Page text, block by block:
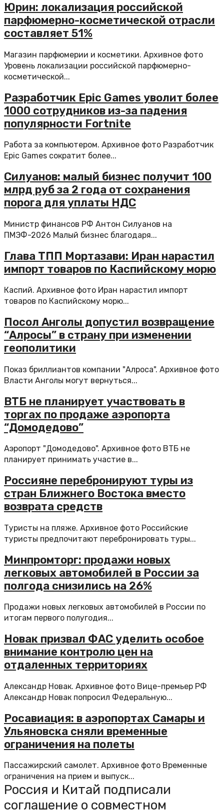
Юрин: локализация российской
парфюмерно-косметической отрасли
составляет 51%
Магазин парфюмерии и косметики. Архивное фото
Уровень локализации российской парфюмерно-
косметической...
Разработчик Epic Games уволит более
1000 сотрудников из-за падения
популярности Fortnite
Работа за компьютером. Архивное фото Разработчик
Epic Games сократит более...
Силуанов: малый бизнес получит 100
млрд руб за 2 года от сохранения
порога для уплаты НДС
Министр финансов РФ Антон Силуанов на
ПМЭФ-2026 Малый бизнес благодаря...
Глава ТПП Мортазави: Иран нарастил
импорт товаров по Каспийскому морю
Каспий. Архивное фото Иран нарастил импорт
товаров по Каспийскому морю...
Посол Анголы допустил возвращение
“Алросы” в страну при изменении
геополитики
Показ бриллиантов компании "Алроса". Архивное фото
Власти Анголы могут вернуться...
ВТБ не планирует участвовать в
торгах по продаже аэропорта
“Домодедово”
Аэропорт "Домодедово". Архивное фото ВТБ не
планирует принимать участие в...
Россияне перебронируют туры из
стран Ближнего Востока вместо
возврата средств
Туристы на пляже. Архивное фото Российские
туристы предпочитают перебронировать туры...
Минпромторг: продажи новых
легковых автомобилей в России за
полгода снизились на 26%
Продажи новых легковых автомобилей в России по
итогам первого полугодия...
Новак призвал ФАС уделить особое
внимание контролю цен на
отдаленных территориях
Александр Новак. Архивное фото Вице-премьер РФ
Александр Новак попросил Федеральную...
Росавиация: в аэропортах Самары и
Ульяновска сняли временные
ограничения на полеты
Пассажирский самолет. Архивное фото Временные
ограничения на прием и выпуск...
Россия и Китай подписали
соглашение о совместном